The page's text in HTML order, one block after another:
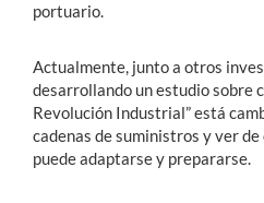
portuario.
Actualmente, junto a otros
desarrollando un estudio sobre
Revolución Industrial” está
cadenas de suministros y ver
puede adaptarse y prepararse.